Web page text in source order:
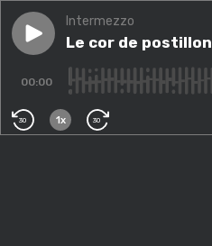
Play episodeLe cor de postillon
Intermezzo
Le cor de postillon
00:00
30 1x 30